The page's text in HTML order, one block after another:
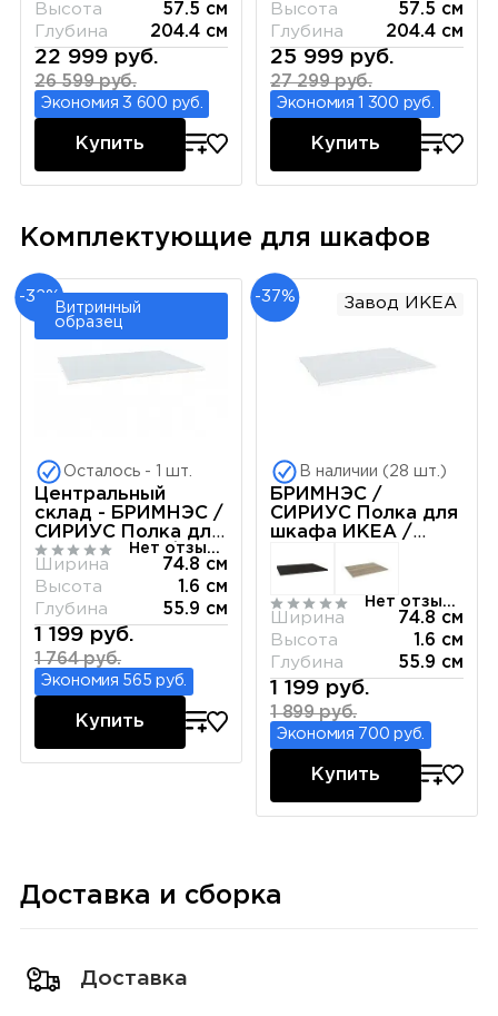
Высота
57.5 см
Глубина
204.4 см
22 999 руб.
26 599 руб.
Экономия 3 600 руб.
Купить
Высота
57.5 см
Глубина
204.4 см
25 999 руб.
27 299 руб.
Экономия 1 300 руб.
Купить
Комплектующие для шкафов
-32%
Витринный
образец
Осталось - 1 шт.
Центральный
склад - БРИМНЭС /
СИРИУС Полка для
шкафа ИКЕА /
IKEA белая
Нет отзывов
Ширина
74.8 см
Высота
1.6 см
Глубина
55.9 см
1 199 руб.
1 764 руб.
Экономия 565 руб.
Купить
-37% Завод ИКЕА
В наличии (28 шт.)
БРИМНЭС /
СИРИУС Полка для
шкафа ИКЕА /
Нет отзывов
Ширина
74.8 см
Высота
1.6 см
Глубина
55.9 см
1 199 руб.
1 899 руб.
Экономия 700 руб.
Купить
Доставка и сборка
Доставка